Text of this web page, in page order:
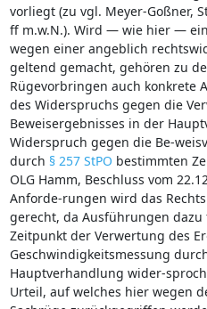
vorliegt (zu vgl. Meyer-Goßner,
ff m.w.N.). Wird — wie hier —
wegen einer angeblich
geltend gemacht, gehören zu
Rügevorbringen auch konkrete
des Widerspruchs gegen die
Beweisergebnisses in der
Widerspruch gegen die Be-
durch § 257 StPO bestimmten
OLG Hamm, Beschluss vom
Anforde-rungen wird das
gerecht, da Ausführungen
Zeitpunkt der Verwertung des
Geschwindigkeitsmessung
Hauptverhandlung wider-
Urteil, auf welches hier wegen